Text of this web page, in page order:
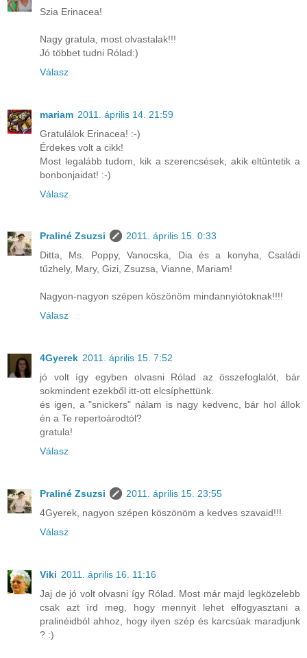
Szia Erinacea!
Nagy gratula, most olvastalak!!!
Jó többet tudni Rólad:)
Válasz
mariam 2011. április 14. 21:59
Gratulálok Erinacea! :-)
Érdekes volt a cikk!
Most legalább tudom, kik a szerencsések, akik eltüntetik a
bonbonjaidat! :-)
Válasz
Praliné Zsuzsi
2011. április 15. 0:33
Ditta, Ms. Poppy, Vanocska, Dia és a konyha, Családi
tűzhely, Mary, Gizi, Zsuzsa, Vianne, Mariam!
Nagyon-nagyon szépen köszönöm mindannyiótoknak!!!!
Válasz
4Gyerek 2011. április 15. 7:52
jó volt így egyben olvasni Rólad az összefoglalót, bár
sokmindent ezekből itt-ott elcsíphettünk.
és igen, a "snickers" nálam is nagy kedvenc, bár hol állok
én a Te repertoárodtól?
gratula!
Válasz
Praliné Zsuzsi
2011. április 15. 23:55
4Gyerek, nagyon szépen köszönöm a kedves szavaid!!!
Válasz
Viki 2011. április 16. 11:16
Jaj de jó volt olvasni így Rólad. Most már majd legközelebb
csak azt írd meg, hogy mennyit lehet elfogyasztani a
pralinéidból ahhoz, hogy ilyen szép és karcsúak maradjunk
? :)